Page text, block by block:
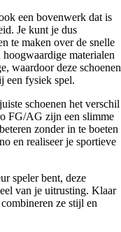
een bovenwerk dat is
Je kunt je dus
te maken over de snelle
materialen
waardoor deze schoenen
een fysiek spel.
schoenen het verschil
FG/AG zijn een slimme
zonder in te boeten
en realiseer je sportieve
speler bent, deze
van je uitrusting. Klaar
ze stijl en